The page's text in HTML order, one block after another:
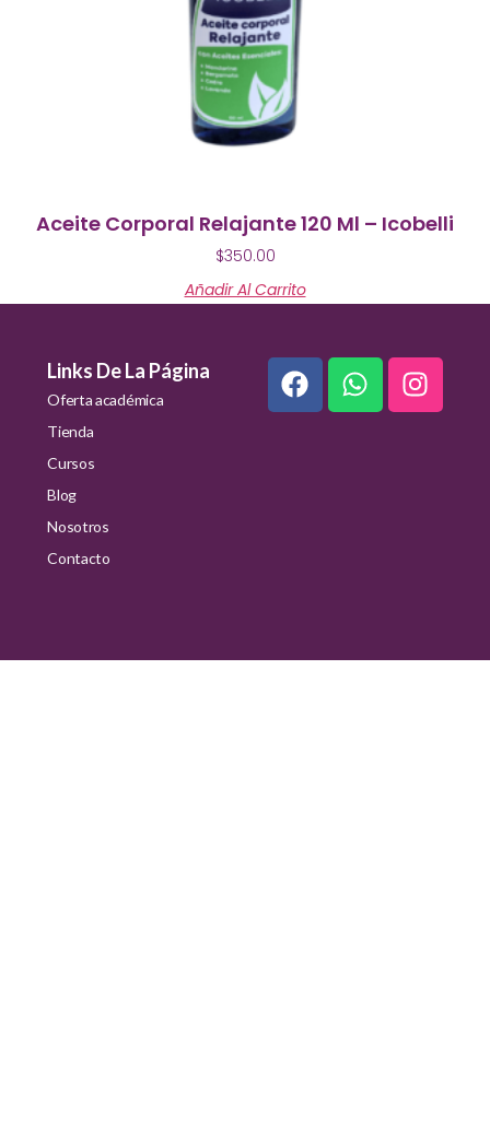
Aceite Corporal Relajante 120 Ml – Icobelli
$350.00
Añadir Al Carrito
Links De La Página
Oferta académica
Tienda
Cursos
Blog
Nosotros
Contacto